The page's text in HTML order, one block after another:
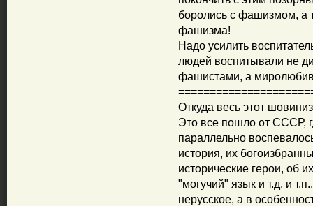
боролись с фашизмом, а
фашизма!
Надо усилить
людей воспитывали не
фашистами, а
Откуда весь этот
Это все пошло от СССР,
параллельно
история, их
исторические герои, об
"могучий" язык и т.д. и
нерусское, а в